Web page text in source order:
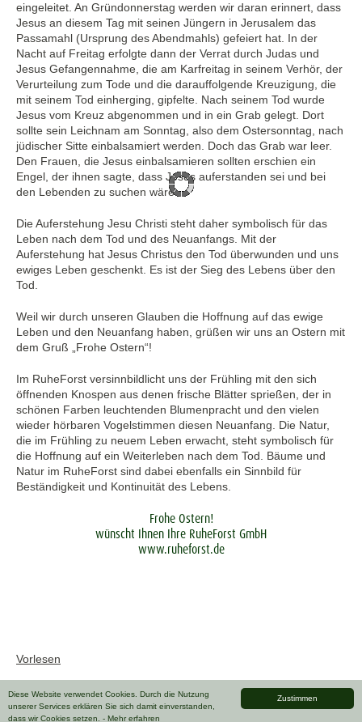
Zustimmen
Diese Website verwendet Cookies. Durch die Nutzung
unserer Services erklären Sie sich damit einverstanden,
dass wir Cookies setzen. - Mehr erfahren
eingeleitet. An Gründonnerstag werden wir daran erinnert, dass
Jesus an diesem Tag mit seinen Jüngern in Jerusalem das
Passamahl (Ursprung des Abendmahls) gefeiert hat. In der
Nacht auf Freitag erfolgte dann der Verrat durch Judas und
Jesus Gefangennahme, die am Karfreitag in seinem Verhör, der
Verurteilung zum Tode und die darauffolgende Kreuzigung, die
mit seinem Tod einherging, gipfelte. Nach seinem Tod wurde
Jesus vom Kreuz abgenommen und in ein Grab gelegt. Dort
sollte sein Leichnam am Sonntag, also dem Ostersonntag, nach
jüdischer Sitte einbalsamiert werden. Doch das Grab war leer.
Den Frauen, die Jesus einbalsamieren sollten erschien ein
Engel, der ihnen sagte, dass Jesus auferstanden sei und bei
den Lebenden zu suchen wäre.
Die Auferstehung Jesu Christi steht daher symbolisch für das
Leben nach dem Tod und des Neuanfangs. Mit der
Auferstehung hat Jesus Christus den Tod überwunden und uns
ewiges Leben geschenkt. Es ist der Sieg des Lebens über den
Tod.
Weil wir durch unseren Glauben die Hoffnung auf das ewige
Leben und den Neuanfang haben, grüßen wir uns an Ostern mit
dem Gruß „Frohe Ostern“!
Im RuheForst versinnbildlicht uns der Frühling mit den sich
öffnenden Knospen aus denen frische Blätter sprießen, der in
schönen Farben leuchtenden Blumenpracht und den vielen
wieder hörbaren Vogelstimmen diesen Neuanfang. Die Natur,
die im Frühling zu neuem Leben erwacht, steht symbolisch für
die Hoffnung auf ein Weiterleben nach dem Tod. Bäume und
Natur im RuheForst sind dabei ebenfalls ein Sinnbild für
Beständigkeit und Kontinuität des Lebens.
Frohe Ostern!
wünscht Ihnen Ihre RuheForst GmbH
www.ruheforst.de
Vorlesen